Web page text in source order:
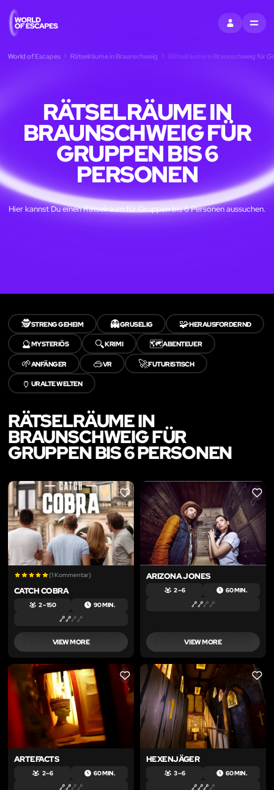
EINTRAGEN
MENU
World of Escapes Rätselräume in Braunschweig Rätselräume in Braunschweig für
RÄTSELRÄUME IN
BRAUNSCHWEIG FÜR
GRUPPEN BIS 6
PERSONEN
Hier kannst Du einen Rätselraum für Gruppen bis 6 Personen aussuchen.
🕵️STRENG GEHEIM 👻GRUSELIG 🧩HERAUSFORDERND
🔮MYSTERIÖS 🔍KRIMI 🗺️ABENTEUER
🌱ANFÄNGER 🥽VR 🚀FUTURISTISCH
🏺 URALTE WELTEN
RÄTSELRÄUME IN
BRAUNSCHWEIG FÜR
GRUPPEN BIS 6 PERSONEN
LIKE
(1 Kommentar)
CATCH COBRA
2 – 150 90 MIN.
VIEW MORE
LIKE
ARIZONA JONES
2 – 6 60 MIN.
VIEW MORE
LIKE
ARTEFACTS
2 – 6 60 MIN.
LIKE
HEXENJÄGER
3 – 6 60 MIN.